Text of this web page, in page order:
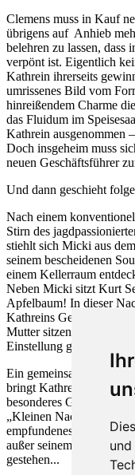
Clemens muss in Kauf
übrigens auf Anhieb
belehren zu lassen,
verpönt ist. Eigentlich
Kathrein ihrerseits
umrissenes Bild vom
hinreißendem Charme
das Fluidum im
Kathrein ausgenommen
Doch insgeheim muss
neuen Geschäftsführer
Und dann geschieht
Nach einem
Stirn des
stiehlt sich Micki aus
seinem bescheidenen
einem Kellerraum
Neben Micki sitzt Kurt
Apfelbaum! In dieser
Kathreins Geschichte: ihr
Mutter sitzen ließ.
Einstellung gegenüber
Ein gemeinsamer
bringt Kathrein und
besonderes Geschenk
„Kleinen Nachtmusik“
empfundenes Glück
außer seinem
gestehen...